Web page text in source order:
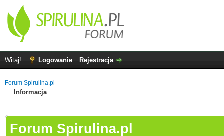
Witaj! Logowanie Rejestracja
Forum Spirulina.pl
Informacja
Forum Spirulina.pl